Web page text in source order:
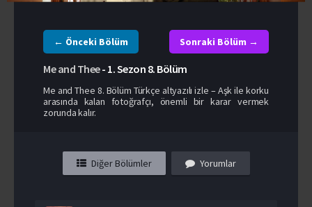
← Önceki Bölüm Sonraki Bölüm →
Me and Thee- 1. Sezon 8. Bölüm
Me and Thee 8. Bölüm Türkçe altyazılı izle – Aşk ile korku
arasında kalan fotoğrafçı, önemli bir karar vermek
zorunda kalır.
Diğer Bölümler Yorumlar